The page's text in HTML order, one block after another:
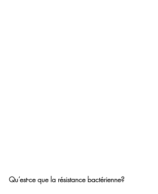
Qu’est-ce que la résistance bactérienne?